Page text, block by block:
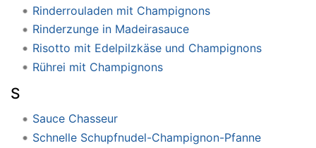
Rinderrouladen mit Champignons
Rinderzunge in Madeirasauce
Risotto mit Edelpilzkäse und Champignons
Rührei mit Champignons
S
Sauce Chasseur
Schnelle Schupfnudel-Champignon-Pfanne